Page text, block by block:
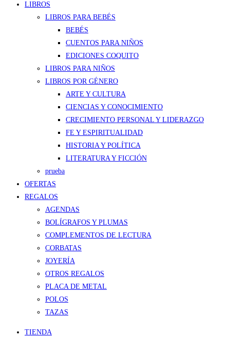
LIBROS
LIBROS PARA BEBÉS
BEBÉS
CUENTOS PARA NIÑOS
EDICIONES COQUITO
LIBROS PARA NIÑOS
LIBROS POR GÉNERO
ARTE Y CULTURA
CIENCIAS Y CONOCIMIENTO
CRECIMIENTO PERSONAL Y LIDERAZGO
FE Y ESPIRITUALIDAD
HISTORIA Y POLÍTICA
LITERATURA Y FICCIÓN
prueba
OFERTAS
REGALOS
AGENDAS
BOLÍGRAFOS Y PLUMAS
COMPLEMENTOS DE LECTURA
CORBATAS
JOYERÍA
OTROS REGALOS
PLACA DE METAL
POLOS
TAZAS
TIENDA